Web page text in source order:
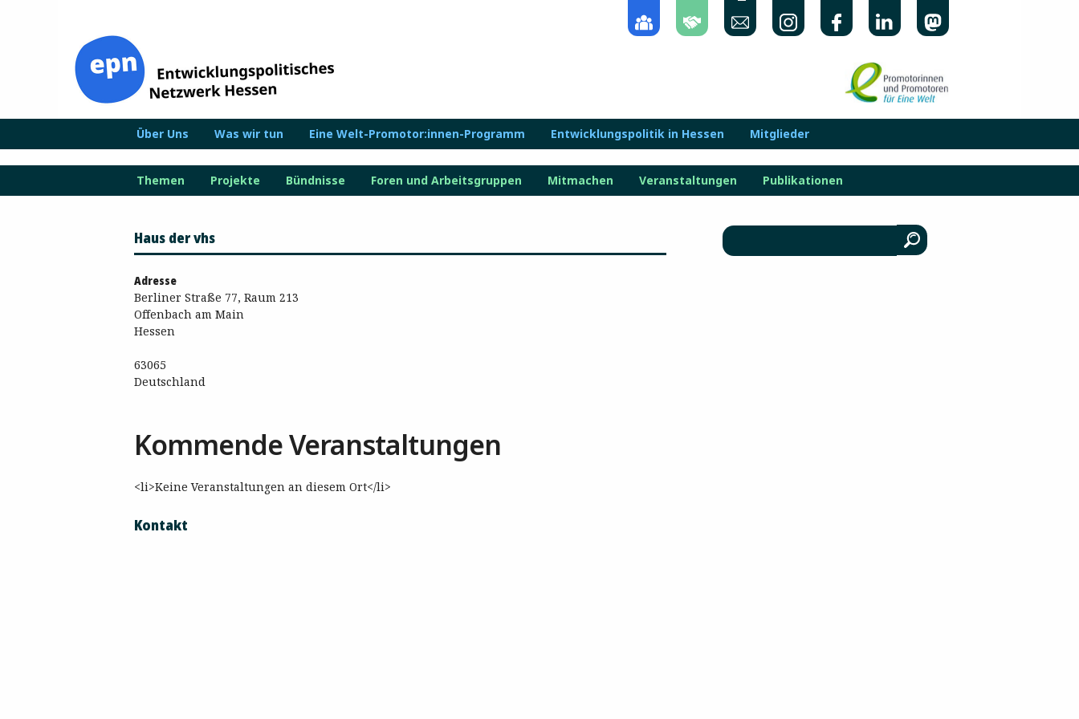
Über Uns Was wir tun Eine Welt-Promotor:innen-Programm Entwicklungspolitik in Hessen Mitglieder
Themen Projekte Bündnisse Foren und Arbeitsgruppen Mitmachen Veranstaltungen Publikationen
Haus der vhs
Adresse
Berliner Straße 77, Raum 213
Offenbach am Main
Hessen
63065
Deutschland
Kommende Veranstaltungen
<li>Keine Veranstaltungen an diesem Ort</li>
Kontakt